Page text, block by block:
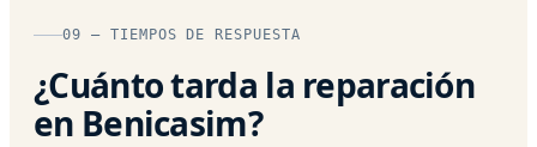
09 — TIEMPOS DE RESPUESTA
¿Cuánto tarda la reparación
en Benicasim?